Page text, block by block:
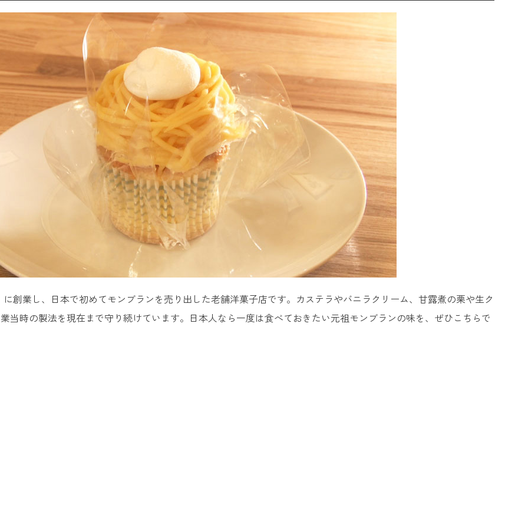
に創業し、日本で初めてモンブランを売り出した老舗洋菓子店です。カステラやバニラクリーム、甘露煮の栗や生ク
当時の製法を現在まで守り続けています。日本人なら一度は食べておきたい元祖モンブランの味を、ぜひこちらで